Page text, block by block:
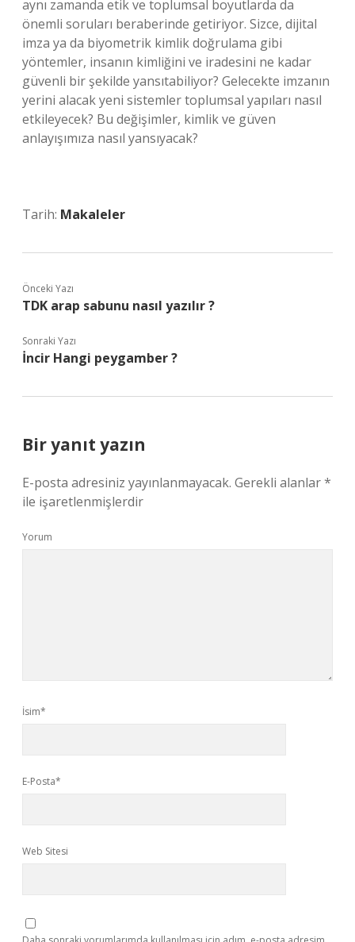
aynı zamanda etik ve toplumsal boyutlarda da
önemli soruları beraberinde getiriyor. Sizce, dijital
imza ya da biyometrik kimlik doğrulama gibi
yöntemler, insanın kimliğini ve iradesini ne kadar
güvenli bir şekilde yansıtabiliyor? Gelecekte imzanın
yerini alacak yeni sistemler toplumsal yapıları nasıl
etkileyecek? Bu değişimler, kimlik ve güven
anlayışımıza nasıl yansıyacak?
Tarih: Makaleler
Önceki Yazı
TDK arap sabunu nasıl yazılır ?
Sonraki Yazı
İncir Hangi peygamber ?
Bir yanıt yazın
E-posta adresiniz yayınlanmayacak. Gerekli alanlar*
ile işaretlenmişlerdir
Yorum
İsim*
E-Posta*
Web Sitesi